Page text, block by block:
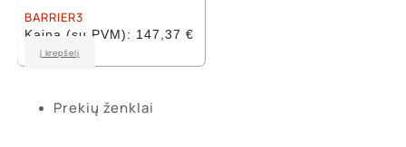
BARRIER3
Kaina (su PVM): 147,37 €
Į krepšelį
Prekių ženklai